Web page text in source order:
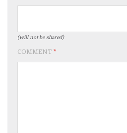
(will not be shared)
COMMENT *